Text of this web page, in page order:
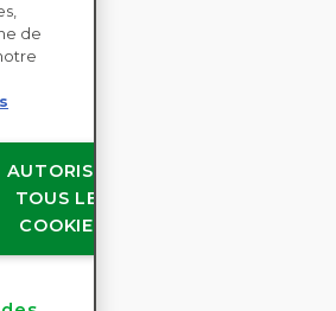
données
de
AUTORISER
TOUS LES
COOKIES